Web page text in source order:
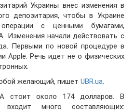
Украины внес изменения в
депозитария, чтобы в Украине
с ценными бумагами,
начали действовать с
Первыми по новой процедуре в
Apple. Речь идет не о физических
желающий, пишетUBR.ua.
стоит около 174 долларов. В
входит много составляющих: